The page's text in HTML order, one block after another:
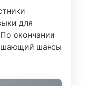
для
окончании
шансы